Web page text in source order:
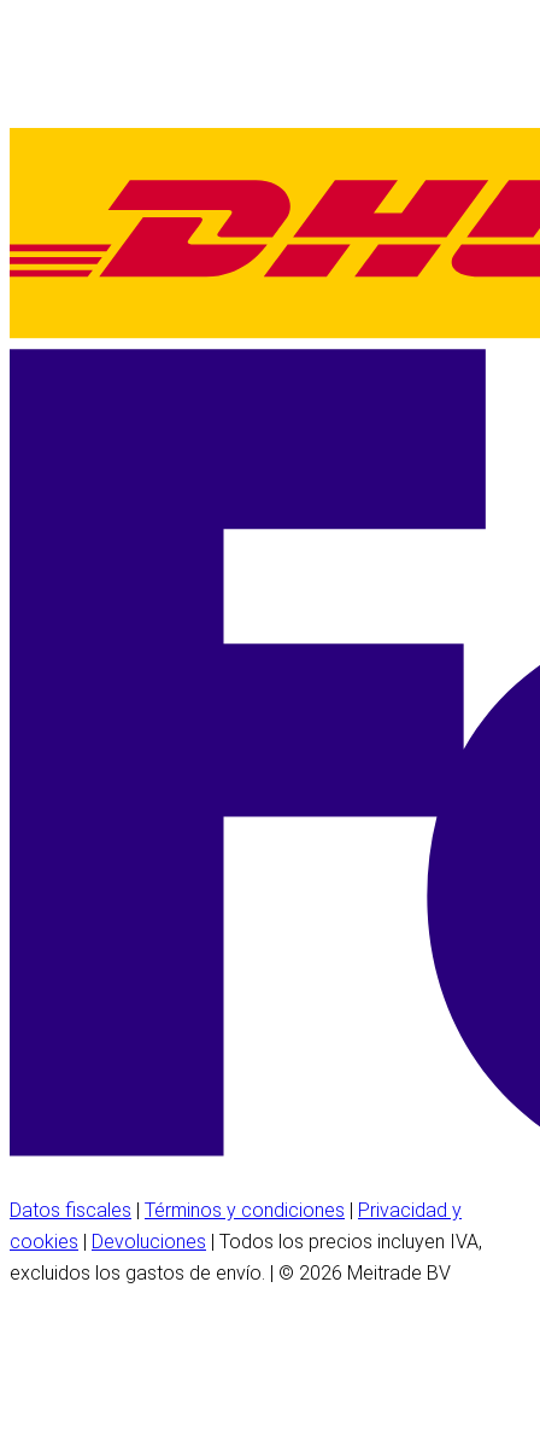
Datos fiscales Términos y condiciones
Privacidad y
cookies
Devoluciones | Todos los precios incluyen IVA,
excluidos los gastos de envío. | © 2026 Meitrade BV